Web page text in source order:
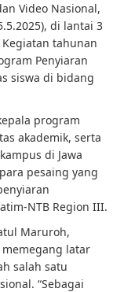
Video Nasional,
di lantai 3
Kegiatan tahunan
Penyiaran
siswa di bidang
program
akademik, serta
di Jawa
pesaing yang
NTB Region III.
Maruroh,
latar
salah satu
“Sebagai